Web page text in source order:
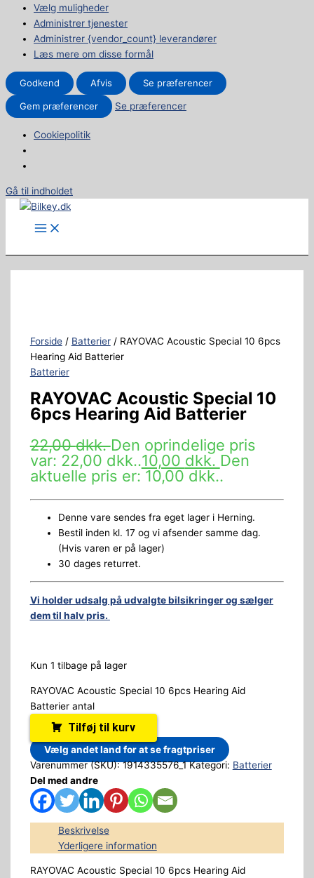
Vælg muligheder
Administrer tjenester
Administrer {vendor_count} leverandører
Læs mere om disse formål
Godkend Afvis Se præferencer
Gem præferencer Se præferencer
Cookiepolitik
Gå til indholdet
Forside/ Batterier/ RAYOVAC Acoustic Special 10 6pcs
Hearing Aid Batterier
Batterier
RAYOVAC Acoustic Special 10
6pcs Hearing Aid Batterier
22,00dkk.Den oprindelige pris
var: 22,00 dkk..10,00 dkk. Den
aktuelle pris er: 10,00 dkk..
Denne vare sendes fra eget lager i Herning.
Bestil inden kl. 17 og vi afsender samme dag.
(Hvis varen er på lager)
30 dages returret.
Vi holder udsalg på udvalgte bilsikringer og sælger
dem til halv pris.
Kun 1 tilbage på lager
RAYOVAC Acoustic Special 10 6pcs Hearing Aid
Batterier antal
Tilføj til kurv
Vælg andet land for at se fragtpriser
Varenummer (SKU):1914335576_1 Kategori: Batterier
Del med andre
Beskrivelse
Yderligere information
RAYOVAC Acoustic Special 10 6pcs Hearing Aid